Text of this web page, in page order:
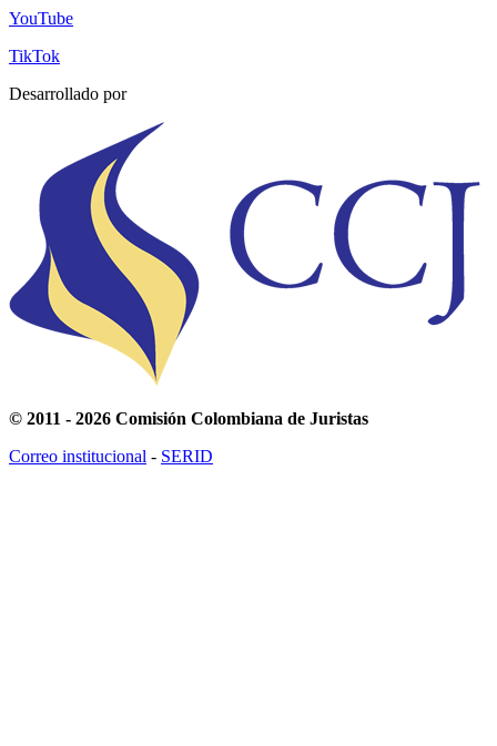
YouTube
TikTok
Desarrollado por
© 2011 - 2026 Comisión Colombiana de Juristas
Correo institucional - SERID